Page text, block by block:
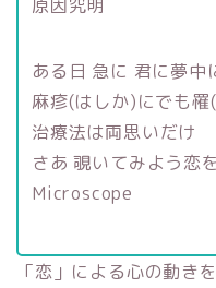
原因究明
ある日 急に 君に夢中
麻疹(はしか)にでも
治療法は両思いだけ
さあ 覗いてみよう恋を
Microscope
「恋」による心の動き